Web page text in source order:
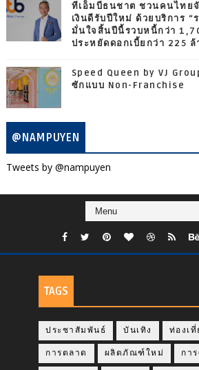
ทีเอ็มบีธนชาต ชวนคนไทย
เงินดีรับปีใหม่ ด้วยบริการ “
มั่นใจสิ้นปีนี้รวบหนี้กว่า
ประหยัดดอกเบี้ยกว่า 225 ล้
Speed Queen by VJ
ซักแบบ Non-Franchise
@NAMPUYEN
Tweets by @nampuyen
TAGS
ประชาสัมพันธ์ บันเทิง ท่องเที่
การตลาด ผลิตภัณฑ์ใหม่ กา